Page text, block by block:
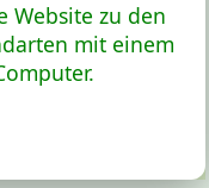
Website zu den
mit einem